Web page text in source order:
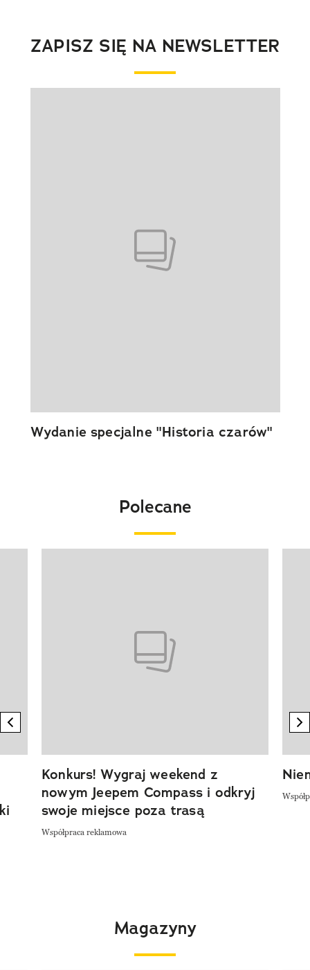
ZAPISZ SIĘ NA NEWSLETTER
Wydanie specjalne "Historia czarów"
Polecane
previous element
Konkurs! Wygraj weekend z
nowym Jeepem Compass i odkryj
swoje miejsce poza trasą
Współpraca reklamowa
Magazyny